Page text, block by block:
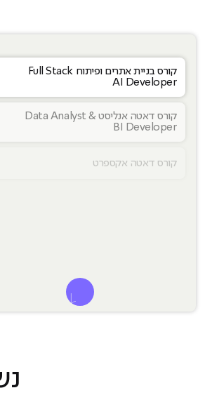
תכנות ופיתוח
קורס בניית אתרים ופיתוח Full Stack
AI Developer
קורס דאטה אנליסט Data Analyst &
BI Developer
קורס דאטה אקספרט
לפתוח אפשרויות